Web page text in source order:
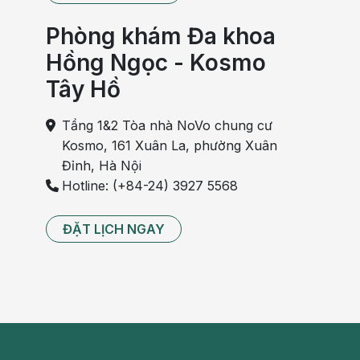
Phòng khám Đa khoa
Hồng Ngọc - Kosmo
Tây Hồ
Tầng 1&2 Tòa nhà NoVo chung cư
Kosmo, 161 Xuân La, phường Xuân
Đỉnh, Hà Nội
Hotline: (+84-24) 3927 5568
ĐẶT LỊCH NGAY